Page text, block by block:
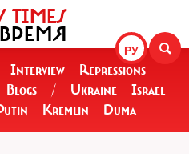
РУ
TIMES
Interview
Repressions
Blogs / Ukraine
Israel
Kremlin Duma